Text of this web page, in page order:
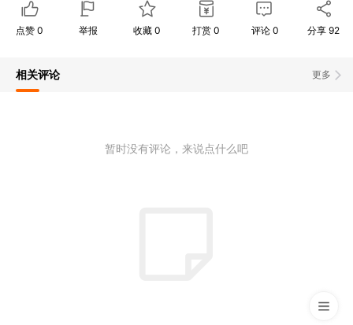
点赞 0 举报 收藏0 打赏 0 评论 0 分享92
更多
相关评论
暂时没有评论，来说点什么吧